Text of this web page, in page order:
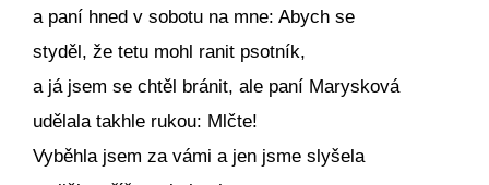
a paní hned v sobotu na mne: Abych se
styděl, že tetu mohl ranit psotník,
a já jsem se chtěl bránit, ale paní Marysková
udělala takhle rukou: Mlčte!
Vyběhla jsem za vámi a jen jsme slyšela